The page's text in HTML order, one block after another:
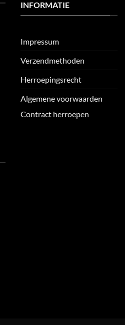
INFORMATIE
Impressum
Verzendmethoden
Herroepingsrecht
Algemene voorwaarden
Contract herroepen